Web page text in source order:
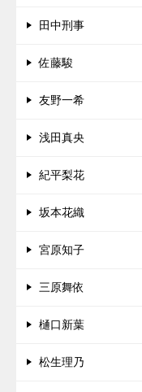
田中刑事
佐藤駿
友野一希
浅田真央
紀平梨花
坂本花織
宮原知子
三原舞依
樋口新葉
松生理乃